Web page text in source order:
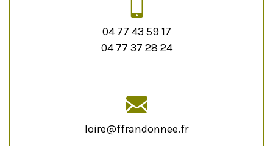
04 77 43 59 17
04 77 37 28 24
loire@ffrandonnee.fr